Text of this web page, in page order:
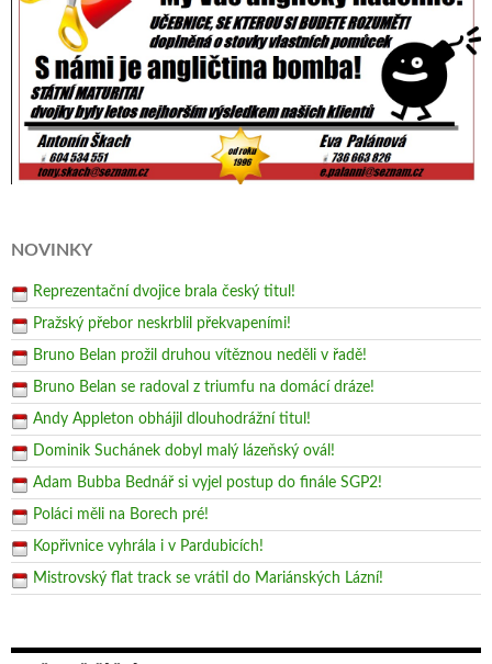
NOVINKY
Reprezentační dvojice brala český titul!
Pražský přebor neskrblil překvapeními!
Bruno Belan prožil druhou vítěznou neděli v řadě!
Bruno Belan se radoval z triumfu na domácí dráze!
Andy Appleton obhájil dlouhodrážní titul!
Dominik Suchánek dobyl malý lázeňský ovál!
Adam Bubba Bednář si vyjel postup do finále SGP2!
Poláci měli na Borech pré!
Kopřivnice vyhrála i v Pardubicích!
Mistrovský flat track se vrátil do Mariánských Lázní!